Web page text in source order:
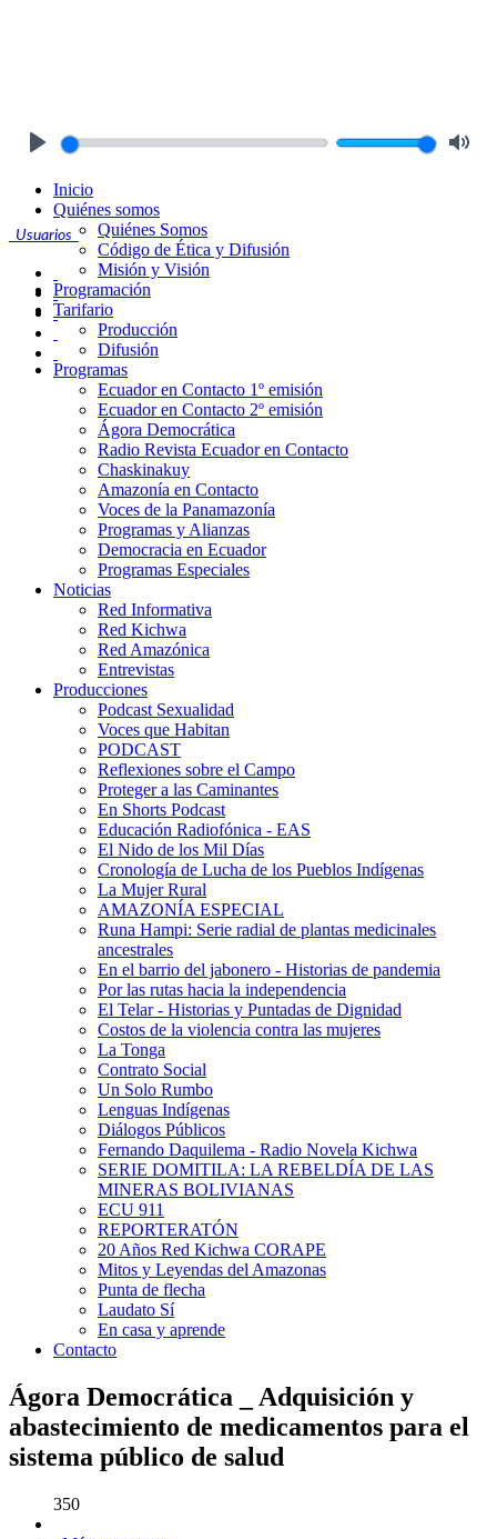
Usuarios
Inicio
Quiénes somos
Quiénes Somos
Código de Ética y Difusión
Misión y Visión
Programación
Tarifario
Producción
Difusión
Programas
Ecuador en Contacto 1º emisión
Ecuador en Contacto 2º emisión
Ágora Democrática
Radio Revista Ecuador en Contacto
Chaskinakuy
Amazonía en Contacto
Voces de la Panamazonía
Programas y Alianzas
Democracia en Ecuador
Programas Especiales
Noticias
Red Informativa
Red Kichwa
Red Amazónica
Entrevistas
Producciones
Podcast Sexualidad
Voces que Habitan
PODCAST
Reflexiones sobre el Campo
Proteger a las Caminantes
En Shorts Podcast
Educación Radiofónica - EAS
El Nido de los Mil Días
Cronología de Lucha de los Pueblos Indígenas
La Mujer Rural
AMAZONÍA ESPECIAL
Runa Hampi: Serie radial de plantas medicinales
ancestrales
En el barrio del jabonero - Historias de pandemia
Por las rutas hacia la independencia
El Telar - Historias y Puntadas de Dignidad
Costos de la violencia contra las mujeres
La Tonga
Contrato Social
Un Solo Rumbo
Lenguas Indígenas
Diálogos Públicos
Fernando Daquilema - Radio Novela Kichwa
SERIE DOMITILA: LA REBELDÍA DE LAS
MINERAS BOLIVIANAS
ECU 911
REPORTERATÓN
20 Años Red Kichwa CORAPE
Mitos y Leyendas del Amazonas
Punta de flecha
Laudato Sí
En casa y aprende
Contacto
Ágora Democrática _ Adquisición y
abastecimiento de medicamentos para el
sistema público de salud
350